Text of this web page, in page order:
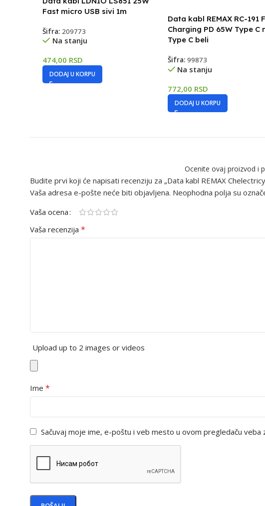
Fast micro USB sivi 1m
Šifra: 209773
Na stanju
474,00 RSD
DODAJ U KORPU
Data kabl REMAX RC-191
Charging PD 65W Type C
Type C beli
Šifra: 99873
Na stanju
772,00 RSD
DODAJ U KORPU
Ocenite ovaj proizvod i
Budite prvi koji će napisati recenziju za „Data kabl REMAX
Vaša adresa e-pošte neće biti objavljena. Neophodna polja su
Vaša ocena
Vaša recenzija *
Upload up to 2 images or videos
Ime *
Sačuvaj moje ime, e-poštu i veb mesto u ovom pregledaču veba